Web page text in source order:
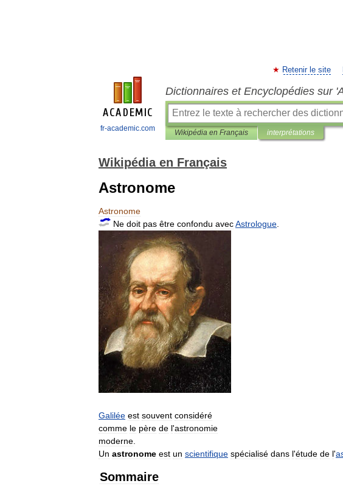
fr-academic.com
Retenir le site
Dictionnaires et Encyclopédies sur
Wikipédia en Français interprétations
Wikipédia en Français
Astronome
Astronome
Ne doit pas être confondu avecAstrologue
Galilée est souvent considéré
comme le père de l'astronomie
moderne
Un astronome est un scientifique spécialisé dans l'étude de l'
Sommaire